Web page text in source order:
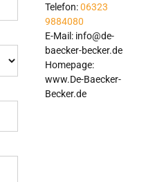
Telefon:06323
9884080
E-Mail: info@de-
baecker-becker.de
Homepage:
www.De-Baecker-
Becker.de